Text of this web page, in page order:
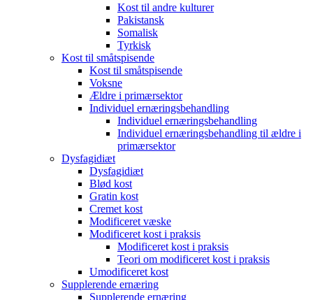
Kost til andre kulturer
Pakistansk
Somalisk
Tyrkisk
Kost til småtspisende
Kost til småtspisende
Voksne
Ældre i primærsektor
Individuel ernæringsbehandling
Individuel ernæringsbehandling
Individuel ernæringsbehandling til ældre i
primærsektor
Dysfagidiæt
Dysfagidiæt
Blød kost
Gratin kost
Cremet kost
Modificeret væske
Modificeret kost i praksis
Modificeret kost i praksis
Teori om modificeret kost i praksis
Umodificeret kost
Supplerende ernæring
Supplerende ernæring